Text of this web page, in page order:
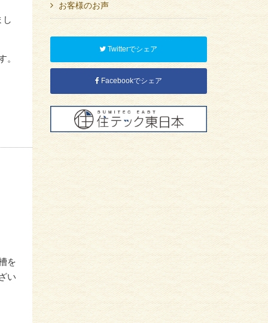
し
。
を
い
お客様のお声
Twitterでシェア
Facebookでシェア